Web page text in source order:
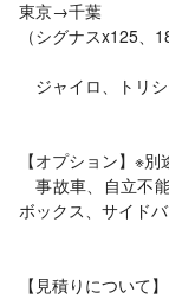
東京→千葉
（シグナスx125、
ジャイロ、トリシ
【オプション】※別
事故車、自立不
ボックス、サイド
【見積りについて】